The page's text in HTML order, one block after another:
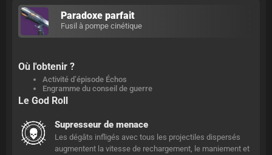
Paradoxe parfait
Fusil à pompe cinétique
Où l'obtenir ?
Activité d’épisode Échos
Engramme du conseil de guerre
Le God Roll
Supresseur de menace
Les dégâts infligés avec tous les projectiles dispersés
augmentent la vitesse de rechargement, le maniement et